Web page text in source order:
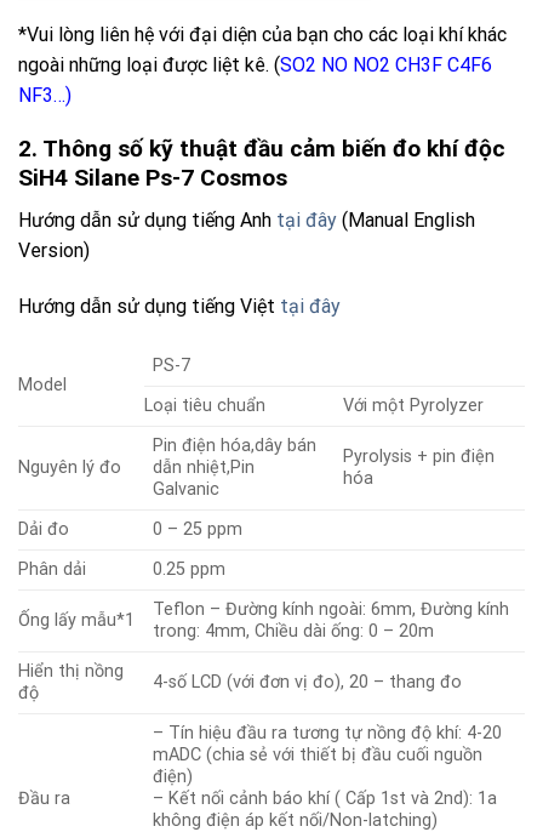
*Vui lòng liên hệ với đại diện của bạn cho các loại khí khác
ngoài những loại được liệt kê. (SO2 NO NO2 CH3F C4F6
NF3…)
2. Thông số kỹ thuật đầu cảm biến đo khí độc
SiH4 Silane Ps-7 Cosmos
Hướng dẫn sử dụng tiếng Anh tại đây (Manual English
Version)
Hướng dẫn sử dụng tiếng Việt tại đây
Model
PS-7
Loại tiêu chuẩn
Với một Pyrolyzer
Nguyên lý đo
Pin điện hóa,dây bán
dẫn nhiệt,Pin
Galvanic
Pyrolysis + pin điện
hóa
Dải đo
0 – 25 ppm
Phân dải
0.25 ppm
Ống lấy mẫu*1
Teflon – Đường kính ngoài: 6mm, Đường kính
trong: 4mm, Chiều dài ống: 0 – 20m
Hiển thị nồng
độ
4-số LCD (với đơn vị đo), 20 – thang đo
Đầu ra
– Tín hiệu đầu ra tương tự nồng độ khí: 4-20
mADC (chia sẻ với thiết bị đầu cuối nguồn
điện)
– Kết nối cảnh báo khí ( Cấp 1st và 2nd): 1a
không điện áp kết nối/Non-latching)